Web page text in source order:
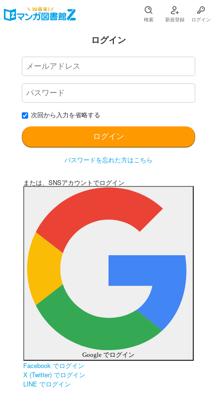
検索 新規登録 ログイン
ログイン
次回から入力を省略する
パスワードを忘れた方はこちら
または、SNSアカウントでログイン
Google でログイン
Facebook でログイン
X (Twitter) でログイン
LINE でログイン